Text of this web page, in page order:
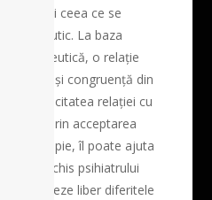
i ceea ce se
terapeutic. La baza
terapeutică, o relație
empatie și congruență din
autenticitatea relației cu
rând prin acceptarea
în terapie, îl poate ajuta
deschis psihiatrului
să asocieze liber diferitele